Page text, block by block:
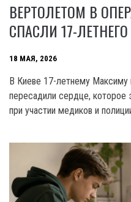
ВЕРТОЛЕТОМ В
СПАСЛИ 17-
18 МАЯ, 2026
В Киеве 17-летнему Максиму
пересадили сердце, которое
при участии медиков и